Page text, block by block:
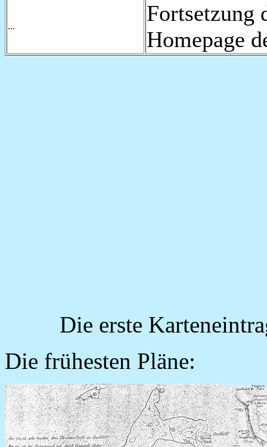
...
Fortsetzung
Homepage
Die erste
Die frühesten Pläne: